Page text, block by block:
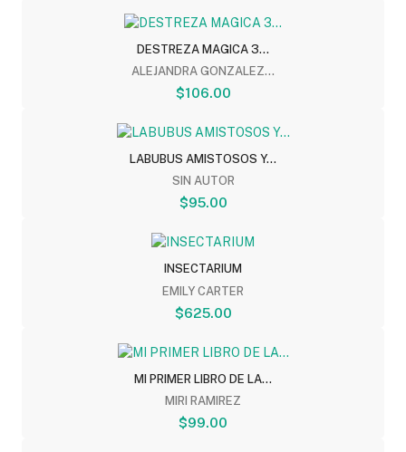
DESTREZA MAGICA 3...
ALEJANDRA GONZALEZ...
$106.00
LABUBUS AMISTOSOS Y...
SIN AUTOR
$95.00
INSECTARIUM
EMILY CARTER
$625.00
MI PRIMER LIBRO DE LA...
MIRI RAMIREZ
$99.00